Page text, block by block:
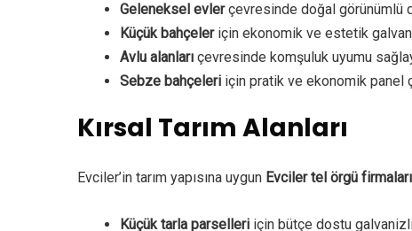
Geleneksel evlerçevresinde doğal görünümlü
Küçük bahçeleriçin ekonomik ve estetik
Avlu alanları çevresinde komşuluk uyumu
Sebze bahçeleri için pratik ve ekonomik panel
Kırsal Tarım Alanları
Evciler’in tarım yapısına uygun Evciler tel örgü firmaları
Küçük tarla parselleri için bütçe dostu